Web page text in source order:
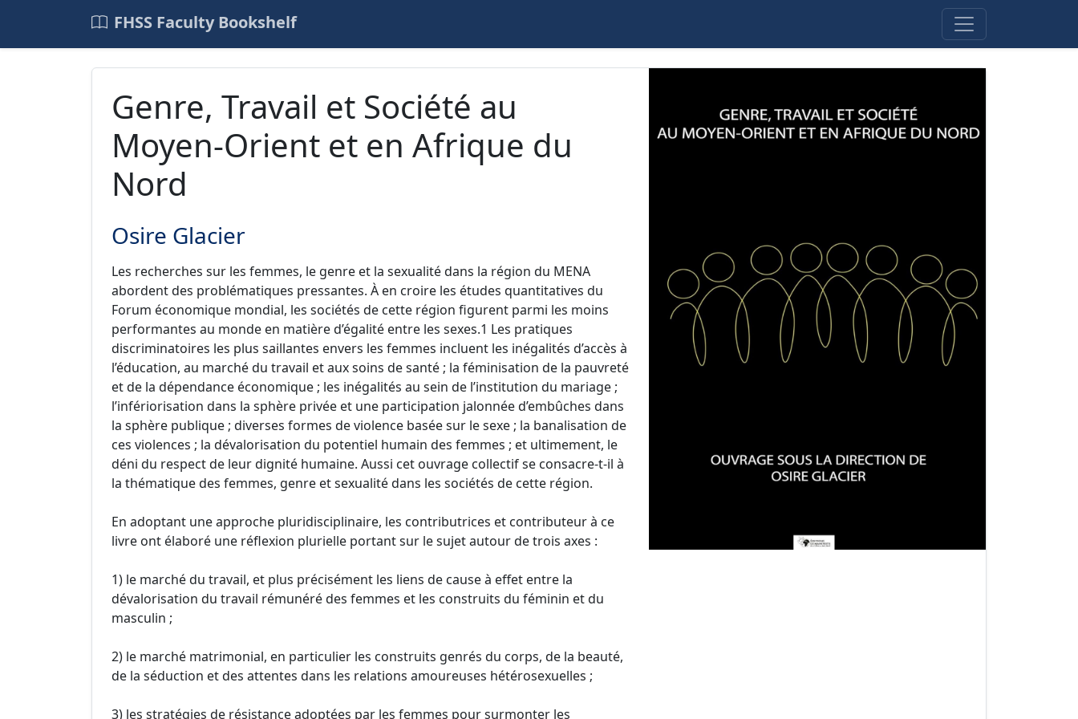
FHSS Faculty Bookshelf
Genre, Travail et Société au
Moyen-Orient et en Afrique du
Nord
Osire Glacier
Les recherches sur les femmes, le genre et la sexualité dans la région du MENA
abordent des problématiques pressantes. À en croire les études quantitatives du
Forum économique mondial, les sociétés de cette région figurent parmi les moins
performantes au monde en matière d’égalité entre les sexes.1 Les pratiques
discriminatoires les plus saillantes envers les femmes incluent les inégalités d’accès à
l’éducation, au marché du travail et aux soins de santé ; la féminisation de la pauvreté
et de la dépendance économique ; les inégalités au sein de l’institution du mariage ;
l’infériorisation dans la sphère privée et une participation jalonnée d’embûches dans
la sphère publique ; diverses formes de violence basée sur le sexe ; la banalisation de
ces violences ; la dévalorisation du potentiel humain des femmes ; et ultimement, le
déni du respect de leur dignité humaine. Aussi cet ouvrage collectif se consacre-t-il à
la thématique des femmes, genre et sexualité dans les sociétés de cette région.
En adoptant une approche pluridisciplinaire, les contributrices et contributeur à ce
livre ont élaboré une réflexion plurielle portant sur le sujet autour de trois axes :
1) le marché du travail, et plus précisément les liens de cause à effet entre la
dévalorisation du travail rémunéré des femmes et les construits du féminin et du
masculin ;
2) le marché matrimonial, en particulier les construits genrés du corps, de la beauté,
de la séduction et des attentes dans les relations amoureuses hétérosexuelles ;
3) les stratégies de résistance adoptées par les femmes pour surmonter les